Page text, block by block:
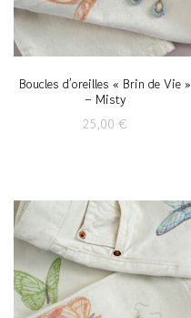
Boucles d’oreilles « Brin de Vie »
– Misty
25,00€